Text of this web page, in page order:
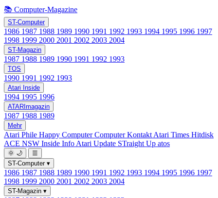
📚 Computer-Magazine
ST-Computer
1986 1987 1988 1989 1990 1991 1992 1993 1994 1995 1996 1997
1998 1999 2000 2001 2002 2003 2004
ST-Magazin
1987 1988 1989 1990 1991 1992 1993
TOS
1990 1991 1992 1993
Atari Inside
1994 1995 1996
ATARImagazin
1987 1988 1989
Mehr
Atari Phile Happy ComputerComputer Kontakt Atari Times Hitdisk
ACE NSW Inside Info Atari Update STraight Up atos
🌞 🌙
☰
ST-Computer ▾
1986 1987 1988 1989 1990 1991 1992 1993 1994 1995 1996 1997
1998 1999 2000 2001 2002 2003 2004
ST-Magazin ▾